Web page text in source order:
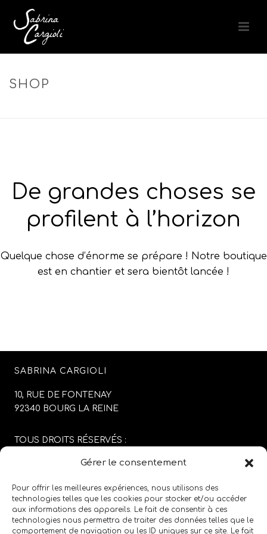
Gérer le consentement
Pour offrir les meilleures expériences, nous utilisons des
technologies telles que les cookies pour stocker et/ou accéder
aux informations des appareils. Le fait de consentir à ces
technologies nous permettra de traiter des données telles que le
comportement de navigation ou les ID uniques sur ce site. Le fait
SHOP
De grandes choses se
profilent à l’horizon
Quelque chose d’énorme se prépare ! Notre boutique
est en chantier et sera bientôt lancée !
SABRINA CARGIOLI
10, RUE DE FONTENAY
92340 BOURG LA REINE
TOUS DROITS RÉSERVÉS :
CONCEPTION DU SITE :
MENTIONS LÉGALES/CGV